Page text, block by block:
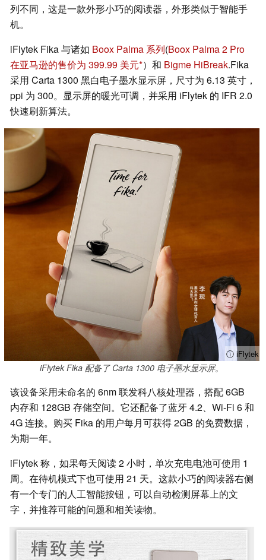
列不同，这是一款外形小巧的阅读器，外形类似于智能手
机。
iFlytek Fika 与诸如 Boox Palma 系列(Boox Palma 2 Pro
在亚马逊的售价为 399.99 美元 ）和 Bigme HiBreak.Fika
采用 Carta 1300 黑白电子墨水显示屏，尺寸为 6.13 英寸，
ppi 为 300。显示屏的暖光可调，并采用 iFlytek 的 IFR 2.0
快速刷新算法。
ⓘ iFlytek
iFlytek Fika 配备了 Carta 1300 电子墨水显示屏。
该设备采用未命名的 6nm 联发科八核处理器，搭配 6GB
内存和 128GB 存储空间。它还配备了蓝牙 4.2、Wi-Fi 6 和
4G 连接。购买 Fika 的用户每月可获得 2GB 的免费数据，
为期一年。
iFlytek 称，如果每天阅读 2 小时，单次充电电池可使用 1
周。在待机模式下也可使用 21 天。这款小巧的阅读器右侧
有一个专门的人工智能按钮，可以自动检测屏幕上的文
字，并推荐可能的问题和相关读物。